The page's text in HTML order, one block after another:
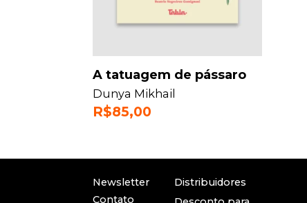
A tatuagem de pássaro
Dunya Mikhail
R$85,00
Newsletter
Contato
Distribuidores